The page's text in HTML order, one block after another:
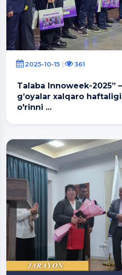
2025-10-15 361
Talaba Innoweek-2025”
gʼoyalar xalqaro
o'rinni ...